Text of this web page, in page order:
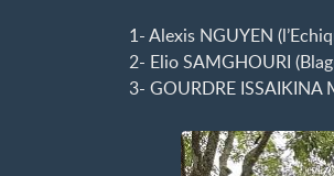
1- Alexis NGUYEN
2- Elio SAMGHOURI
3- GOURDRE ISSAIKINA